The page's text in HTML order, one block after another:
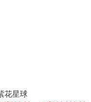
花星球